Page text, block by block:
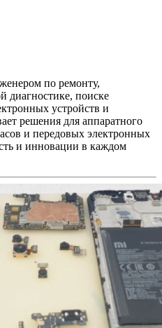
по ремонту,
диагностике, поиске
устройств и
решения для аппаратного
и передовых электронных
и инновации в каждом